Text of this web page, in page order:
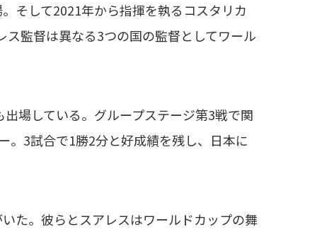
そして2021年から指揮を執るコスタリカ
監督は異なる3つの国の監督としてワール
場している。グループステージ第3戦で関
。3試合で1勝2分と好成績を残し、日本に
た。彼らとスアレスはワールドカップの舞